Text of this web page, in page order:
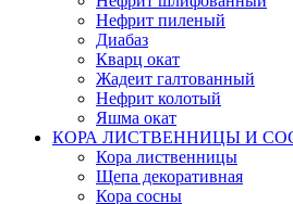
Нефрит пиленый
Диабаз
Кварц окат
Жадеит галтованный
Нефрит колотый
Яшма окат
КОРА ЛИСТВЕННИЦЫ И
Кора лиственницы
Щепа декоративная
Кора сосны